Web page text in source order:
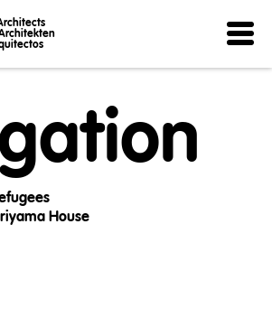
House